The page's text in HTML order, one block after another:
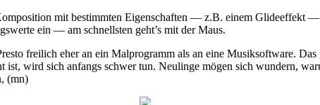
mit bestimmten Eigenschaften — z.B. einem Glideeffekt —
ein — am schnellsten geht’s mit der Maus.
freilich eher an ein Malprogramm als an eine Musiksoftware.
ist, wird sich anfangs schwer tun. Neulinge mögen sich wundern,
(mn)